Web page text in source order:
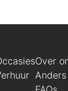
Over